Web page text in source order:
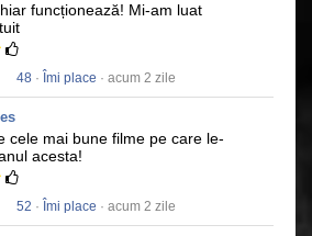
funcționează! Mi-am luat
48 · Îmi place · acum 2 zile
cele mai bune filme pe care le-
acesta!
52 · Îmi place · acum 2 zile